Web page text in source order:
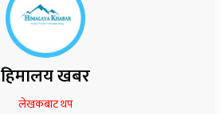
हिमालय खबर
लेखकबाट थप